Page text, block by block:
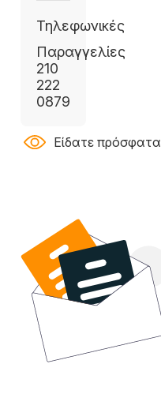
Τηλεφωνικές
Παραγγελίες
210
222
0879
Είδατε πρόσφατα